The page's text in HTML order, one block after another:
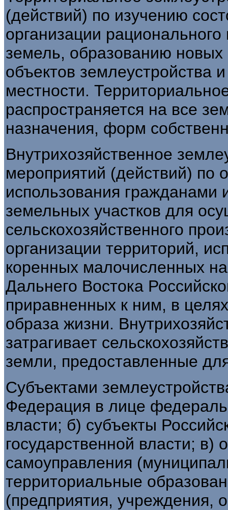
(действий) по изучению
организации
земель, образованию
объектов землеустройства
местности.
распространяется на все
назначения, форм
Внутрихозяйственное
мероприятий (действий) по
использования
земельных участков для
сельскохозяйственного
организации территорий,
коренных малочисленных
Дальнего Востока
приравненных к ним, в
образа жизни.
затрагивает
земли, предоставленные
Субъектами
Федерация в лице
власти; б) субъекты
государственной власти; в)
самоуправления
территориальные
(предприятия, учреждения,